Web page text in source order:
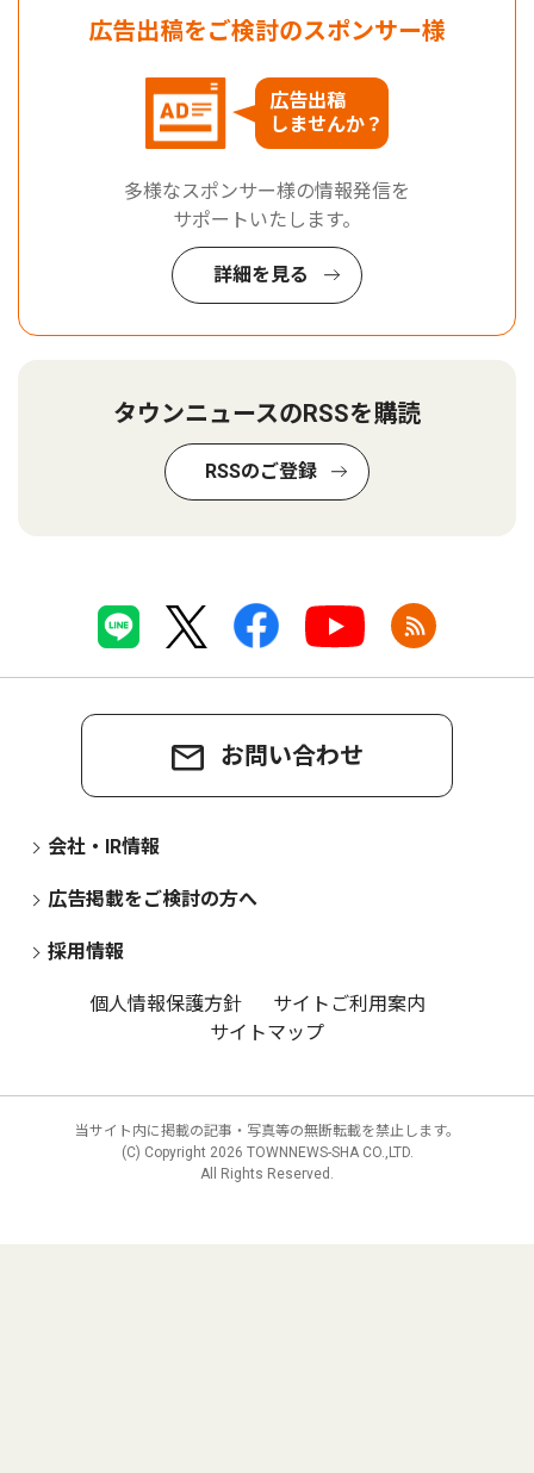
広告出稿をご検討のスポンサー様
広告出稿
しませんか？
多様なスポンサー様の情報発信を
サポートいたします。
詳細を見る
タウンニュースのRSSを購読
RSSのご登録
お問い合わせ
会社・IR情報
広告掲載をご検討の方へ
採用情報
個人情報保護方針
サイトご利用案内
サイトマップ
当サイト内に掲載の記事・写真等の無断転載を禁止します。
(C) Copyright 2026 TOWNNEWS-SHA CO.,LTD.
All Rights Reserved.